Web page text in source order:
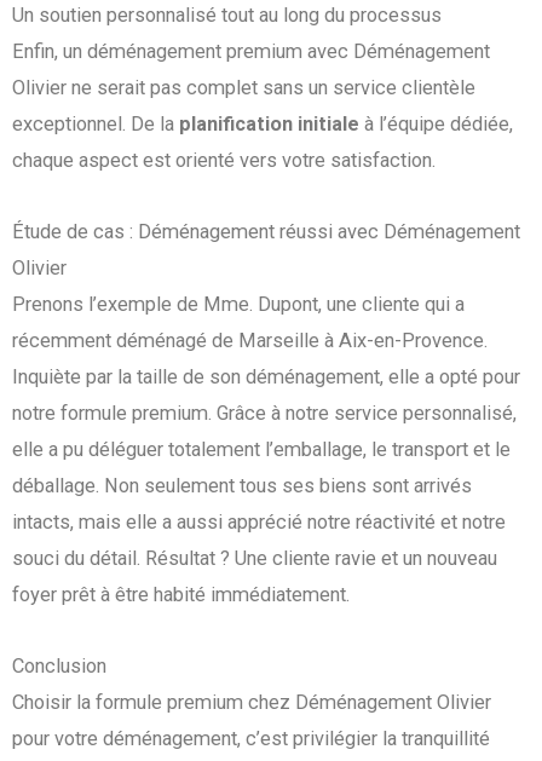
Un soutien personnalisé tout au long du processus
Enfin, un déménagement premium avec Déménagement
Olivier ne serait pas complet sans un service clientèle
exceptionnel. De la planification initiale à l’équipe dédiée,
chaque aspect est orienté vers votre satisfaction.
Étude de cas : Déménagement réussi avec Déménagement
Olivier
Prenons l’exemple de Mme. Dupont, une cliente qui a
récemment déménagé de Marseille à Aix-en-Provence.
Inquiète par la taille de son déménagement, elle a opté pour
notre formule premium. Grâce à notre service personnalisé,
elle a pu déléguer totalement l’emballage, le transport et le
déballage. Non seulement tous ses biens sont arrivés
intacts, mais elle a aussi apprécié notre réactivité et notre
souci du détail. Résultat ? Une cliente ravie et un nouveau
foyer prêt à être habité immédiatement.
Conclusion
Choisir la formule premium chez Déménagement Olivier
pour votre déménagement, c’est privilégier la tranquillité